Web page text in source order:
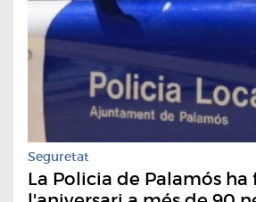
Seguretat
La Policia de Palamós